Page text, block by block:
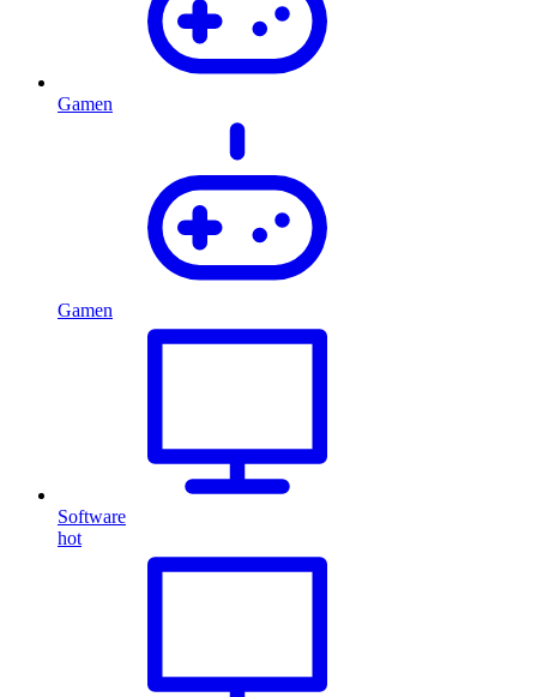
Gamen
Gamen
Software
hot